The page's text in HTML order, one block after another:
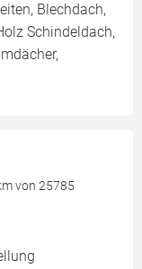
Blechdach,
Schindeldach,
von 25785